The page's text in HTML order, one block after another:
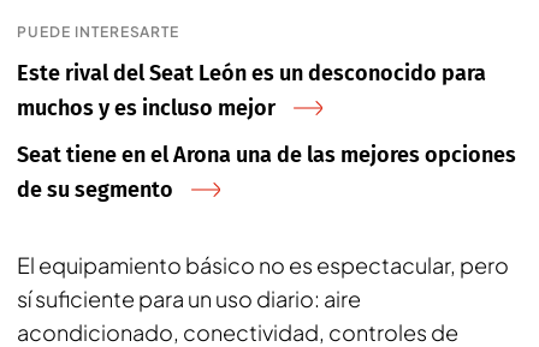
PUEDE INTERESARTE
Este rival del Seat León es un desconocido para
muchos y es incluso mejor
Seat tiene en el Arona una de las mejores opciones
de su segmento
El equipamiento básico no es espectacular, pero
sí suficiente para un uso diario: aire
acondicionado, conectividad, controles de